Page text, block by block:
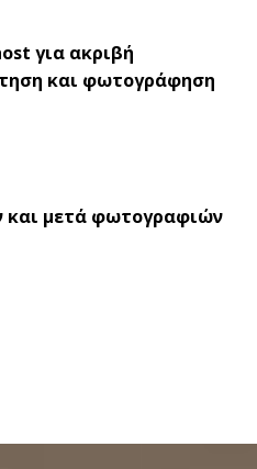
για ακριβή
και φωτογράφηση
και μετά φωτογραφιών